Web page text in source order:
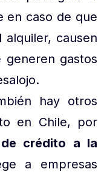
en caso de que
alquiler, causen
gastos
hay otros
en Chile, por
crédito a la
a empresas